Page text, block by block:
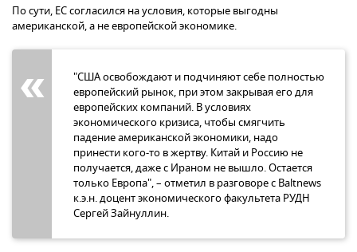
По сути, ЕС согласился на условия, которые выгодны
американской, а не европейской экономике.
"США освобождают и подчиняют себе полностью
европейский рынок, при этом закрывая его для
европейских компаний. В условиях
экономического кризиса, чтобы смягчить
падение американской экономики, надо
принести кого-то в жертву. Китай и Россию не
получается, даже с Ираном не вышло. Остается
только Европа", – отметил в разговоре с Baltnews
к.э.н. доцент экономического факультета РУДН
Сергей Зайнуллин.